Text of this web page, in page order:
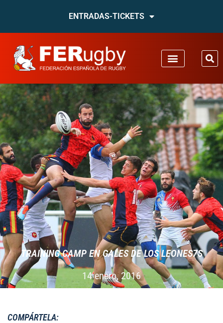
ENTRADAS-TICKETS
TRAINING CAMP EN GALES DE LOS LEONES7S
14 enero, 2016
COMPÁRTELA: